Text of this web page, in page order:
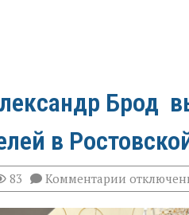
Брод
в
83 Комментарии к
записи
Эксперт